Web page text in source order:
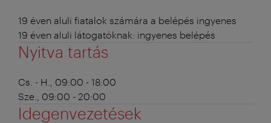
19 éven aluli fiatalok számára a belépés ingyenes
19 éven aluli látogatóknak: ingyenes belépés
Nyitva tartás
Cs. - H., 09:00 - 18:00
Sze., 09:00 - 20:00
Idegenvezetések